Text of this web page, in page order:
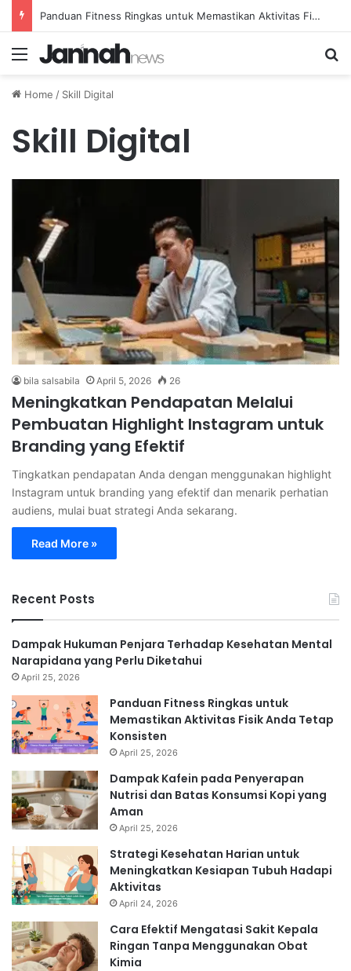
Panduan Fitness Ringkas untuk Memastikan Aktivitas Fisik Anda Tetap Konsisten
Menu
Home / Skill Digital
Skill Digital
bila salsabila April 5, 2026 26
Meningkatkan Pendapatan Melalui
Pembuatan Highlight Instagram untuk
Branding yang Efektif
Tingkatkan pendapatan Anda dengan menggunakan highlight
Instagram untuk branding yang efektif dan menarik perhatian
audiens, mulai buat strategi Anda sekarang.
Read More »
Recent Posts
Dampak Hukuman Penjara Terhadap Kesehatan Mental
Narapidana yang Perlu Diketahui
April 25, 2026
Panduan Fitness Ringkas untuk
Memastikan Aktivitas Fisik Anda Tetap
Konsisten
April 25, 2026
Dampak Kafein pada Penyerapan
Nutrisi dan Batas Konsumsi Kopi yang
Aman
April 25, 2026
Strategi Kesehatan Harian untuk
Meningkatkan Kesiapan Tubuh Hadapi
Aktivitas
April 24, 2026
Cara Efektif Mengatasi Sakit Kepala
Ringan Tanpa Menggunakan Obat
Kimia